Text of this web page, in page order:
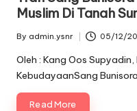
Muslim Di Tanah
Posted
by
By admin.ysnr 05/12/
Oleh : Kang Oos
KebudayaanSang
Read More